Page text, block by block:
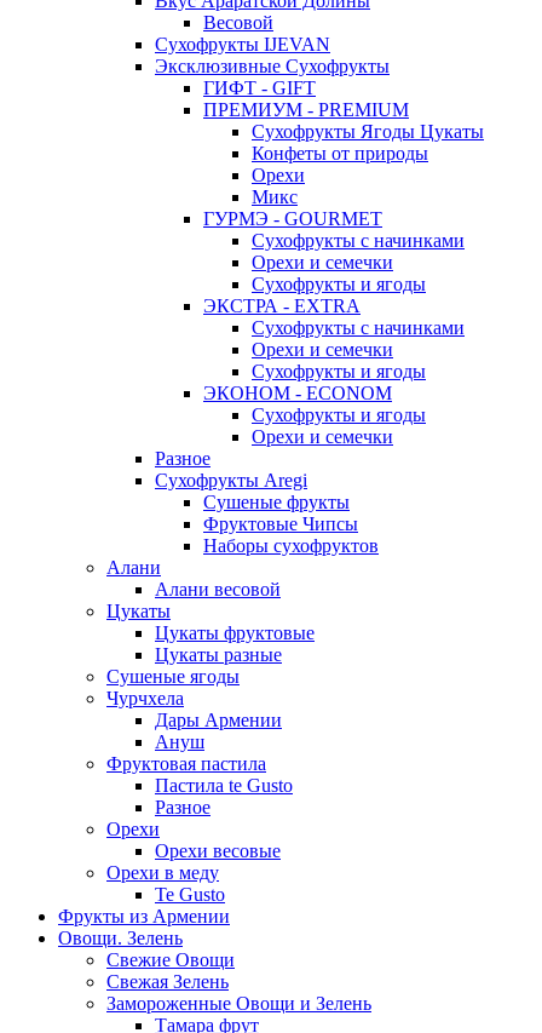
Весовой
Сухофрукты IJEVAN
Эксклюзивные Сухофрукты
ГИФТ - GIFT
ПРЕМИУМ - PREMIUM
Сухофрукты Ягоды Цукаты
Конфеты от природы
Орехи
Микс
ГУРМЭ - GOURMET
Сухофрукты с начинками
Орехи и семечки
Сухофрукты и ягоды
ЭКСТРА - EXTRA
Сухофрукты с начинками
Орехи и семечки
Сухофрукты и ягоды
ЭКОНОМ - ECONOM
Сухофрукты и ягоды
Орехи и семечки
Разное
Сухофрукты Aregi
Сушеные фрукты
Фруктовые Чипсы
Наборы сухофруктов
Алани
Алани весовой
Цукаты
Цукаты фруктовые
Цукаты разные
Сушеные ягоды
Чурчхела
Дары Армении
Ануш
Фруктовая пастила
Пастила te Gusto
Разное
Орехи
Орехи весовые
Орехи в меду
Te Gusto
Фрукты из Армении
Овощи. Зелень
Свежие Овощи
Свежая Зелень
Замороженные Овощи и Зелень
Тамара фрут